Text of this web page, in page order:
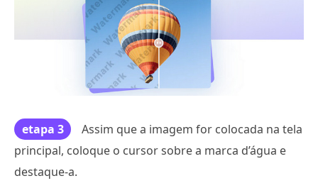
etapa 3
Assim que a imagem for colocada na tela
principal, coloque o cursor sobre a marca d’água e
destaque-a.